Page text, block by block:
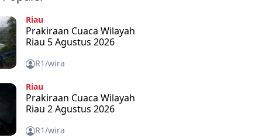
Riau
Prakiraan Cuaca Wilayah
Riau 5 Agustus 2026
R1/wira
Riau
Prakiraan Cuaca Wilayah
Riau 2 Agustus 2026
R1/wira